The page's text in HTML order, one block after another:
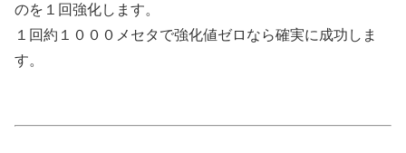
のを１回強化します。
１回約１０００メセタで強化値ゼロなら確実に成功しま
す。